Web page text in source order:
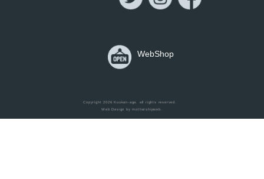
WebShop
Copyright 2026Kuukan-aga
. all rights reserved.
Web Design bymothershipweb
Items